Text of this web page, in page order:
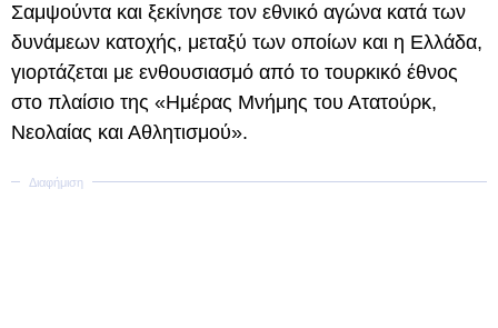
Σαμψούντα και ξεκίνησε τον εθνικό αγώνα κατά των
δυνάμεων κατοχής, μεταξύ των οποίων και η Ελλάδα,
γιορτάζεται με ενθουσιασμό από το τουρκικό έθνος
στο πλαίσιο της «Ημέρας Μνήμης του Ατατούρκ,
Νεολαίας και Αθλητισμού».